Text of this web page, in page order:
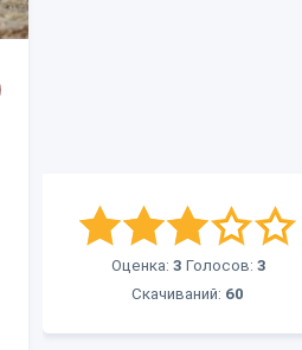
Оценка: 3 Голосов: 3
Скачиваний: 60